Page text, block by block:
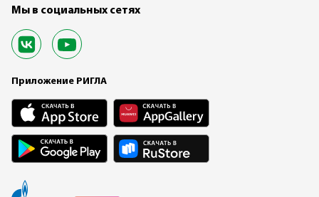
Мы в социальных сетях
Приложение РИГЛА